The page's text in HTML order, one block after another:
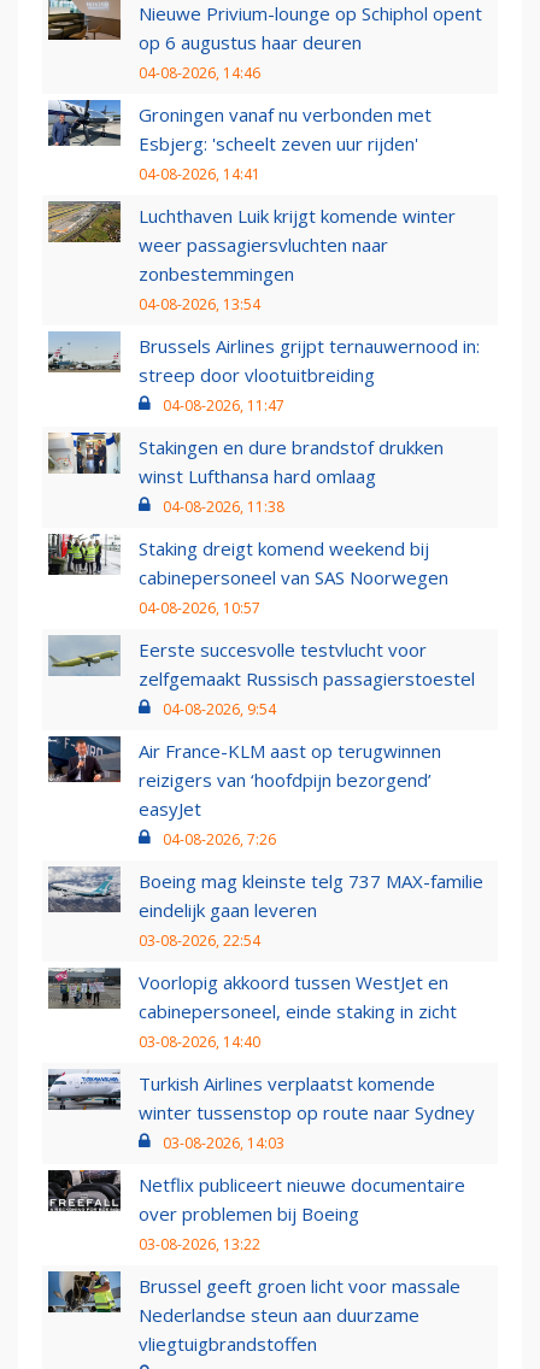
Nieuwe Privium-lounge op Schiphol opent
op 6 augustus haar deuren
04-08-2026, 14:46
Groningen vanaf nu verbonden met
Esbjerg: 'scheelt zeven uur rijden'
04-08-2026, 14:41
Luchthaven Luik krijgt komende winter
weer passagiersvluchten naar
zonbestemmingen
04-08-2026, 13:54
Brussels Airlines grijpt ternauwernood in:
streep door vlootuitbreiding
04-08-2026, 11:47
Stakingen en dure brandstof drukken
winst Lufthansa hard omlaag
04-08-2026, 11:38
Staking dreigt komend weekend bij
cabinepersoneel van SAS Noorwegen
04-08-2026, 10:57
Eerste succesvolle testvlucht voor
zelfgemaakt Russisch passagierstoestel
04-08-2026, 9:54
Air France-KLM aast op terugwinnen
reizigers van ‘hoofdpijn bezorgend’
easyJet
04-08-2026, 7:26
Boeing mag kleinste telg 737 MAX-familie
eindelijk gaan leveren
03-08-2026, 22:54
Voorlopig akkoord tussen WestJet en
cabinepersoneel, einde staking in zicht
03-08-2026, 14:40
Turkish Airlines verplaatst komende
winter tussenstop op route naar Sydney
03-08-2026, 14:03
Netflix publiceert nieuwe documentaire
over problemen bij Boeing
03-08-2026, 13:22
Brussel geeft groen licht voor massale
Nederlandse steun aan duurzame
vliegtuigbrandstoffen